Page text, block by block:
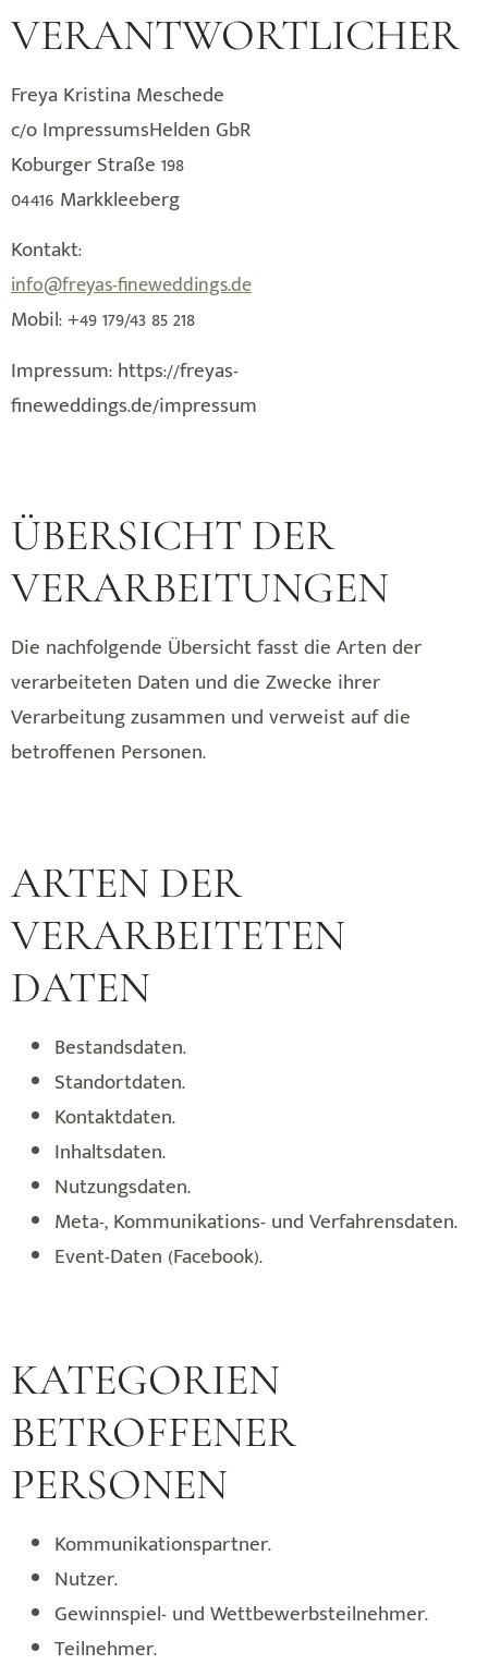
VERANTWORTLICHER
Freya Kristina Meschede
c/o ImpressumsHelden GbR
Koburger Straße 198
04416 Markkleeberg
Kontakt:
info@freyas-fineweddings.de
Mobil: +49 179/43 85 218
Impressum: https://freyas-
fineweddings.de/impressum
ÜBERSICHT DER
VERARBEITUNGEN
Die nachfolgende Übersicht fasst die Arten der
verarbeiteten Daten und die Zwecke ihrer
Verarbeitung zusammen und verweist auf die
betroffenen Personen.
ARTEN DER
VERARBEITETEN
DATEN
Bestandsdaten.
Standortdaten.
Kontaktdaten.
Inhaltsdaten.
Nutzungsdaten.
Meta-, Kommunikations- und Verfahrensdaten.
Event-Daten (Facebook).
KATEGORIEN
BETROFFENER
PERSONEN
Kommunikationspartner.
Nutzer.
Gewinnspiel- und Wettbewerbsteilnehmer.
Teilnehmer.